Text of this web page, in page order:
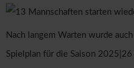
Nach langem Warten wurde
Spielplan für die Saison